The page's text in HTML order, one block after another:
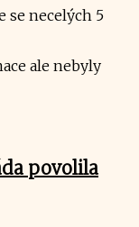
se necelých 5
ale nebyly
povolila